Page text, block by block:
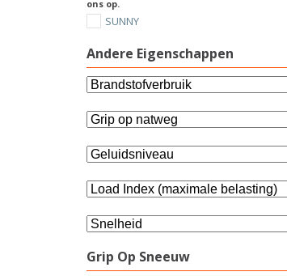
ons op.
SUNNY
Andere Eigenschappen
Grip Op Sneeuw